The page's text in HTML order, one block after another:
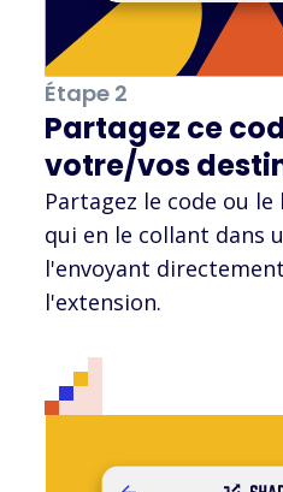
Étape 2
Partagez ce
votre/vos
Partagez le code ou
qui en le collant dans
l'envoyant
l'extension.